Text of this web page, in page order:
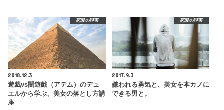
恋愛の現実
2018.12.3
遊戯vs闇遊戯（アテム）のデュ
エルから学ぶ、美女の落とし方講
座
恋愛の現実
2017.9.3
嫌われる勇気と、美女を本カノに
できる男と。